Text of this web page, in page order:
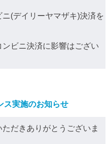
(デイリーヤマザキ)決済を
ビニ決済に影響はござい
ス実施のお知らせ
だきありがとうございま